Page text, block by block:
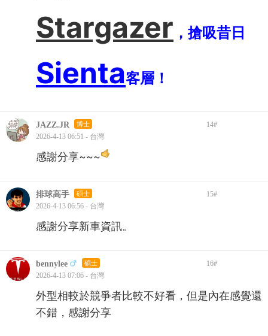
Stargazer ，搶吸昔日
Sienta客層！
JAZZ.JR 博士 14#
2026-4-13 06:51 - 台灣
感謝分享~~~
排球高手 碩士 15#
2026-4-13 06:56 - 台灣
感謝分享新車資訊。
bennylee 碩士 16#
2026-4-13 07:06 - 台灣
外型相較於競爭者比較不好看，但是內在感覺還
不錯，感謝分享